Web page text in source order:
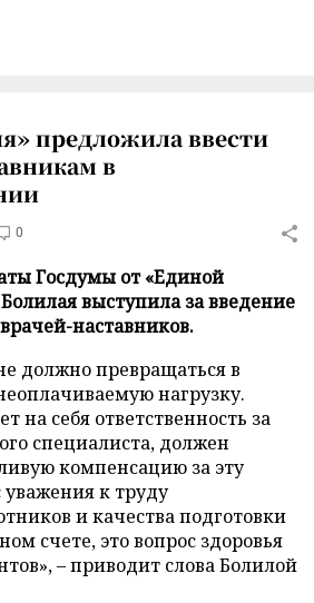
предложила ввести
в
0
Госдумы от «Единой
выступила за введение
наставников.
должно превращаться в
нагрузку.
на себя ответственность за
специалиста, должен
компенсацию за эту
уважения к труду
и качества подготовки
счете, это вопрос здоровья
– приводит слова Болилой